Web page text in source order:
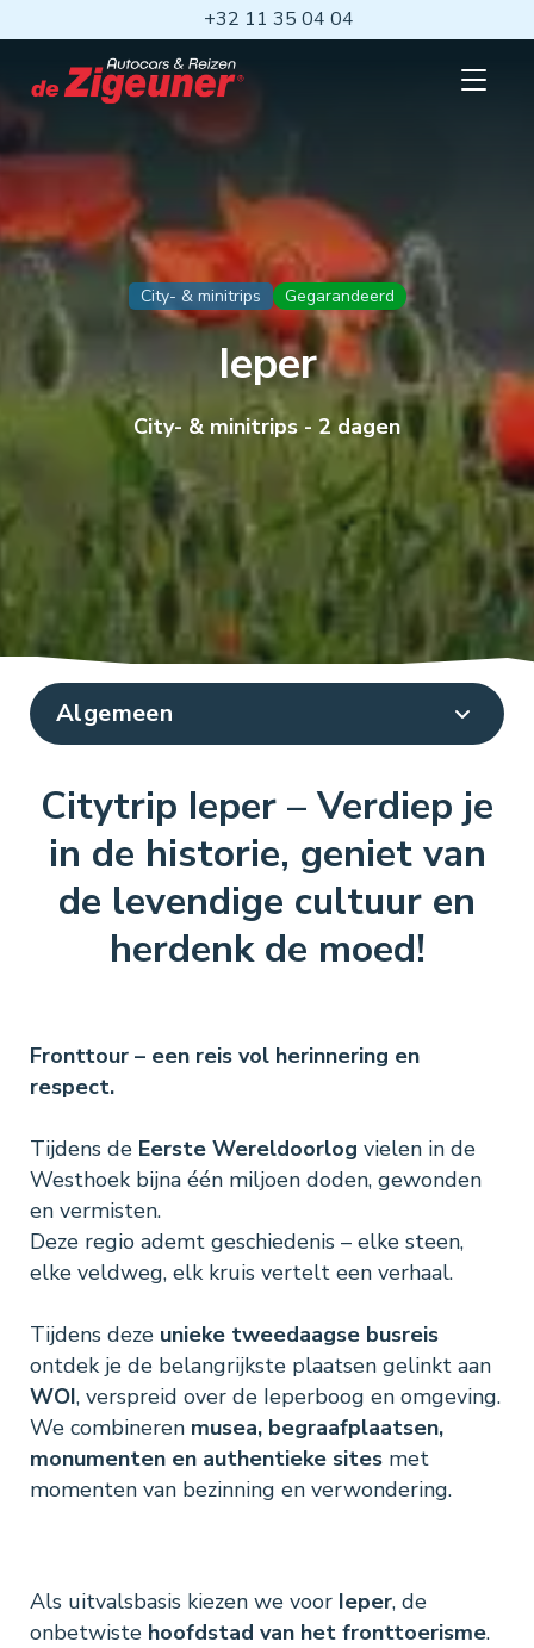
naar
hoofdinhoud
+32 11 35 04 04
Open
City- & minitrips Gegarandeerd
Ieper
City- & minitrips - 2 dagen
Citytrip Ieper – Verdiep je
in de historie, geniet van
de levendige cultuur en
herdenk de moed!
Fronttour – een reis vol herinnering en
respect.
Tijdens de Eerste Wereldoorlog vielen in de
Westhoek bijna één miljoen doden, gewonden
en vermisten.
Deze regio ademt geschiedenis – elke steen,
elke veldweg, elk kruis vertelt een verhaal.
Tijdens deze unieke tweedaagse busreis
ontdek je de belangrijkste plaatsen gelinkt aan
WOI, verspreid over de Ieperboog en omgeving.
We combineren musea, begraafplaatsen,
monumenten en authentieke sites met
momenten van bezinning en verwondering.
Als uitvalsbasis kiezen we voor Ieper, de
onbetwiste hoofdstad van het fronttoerisme.